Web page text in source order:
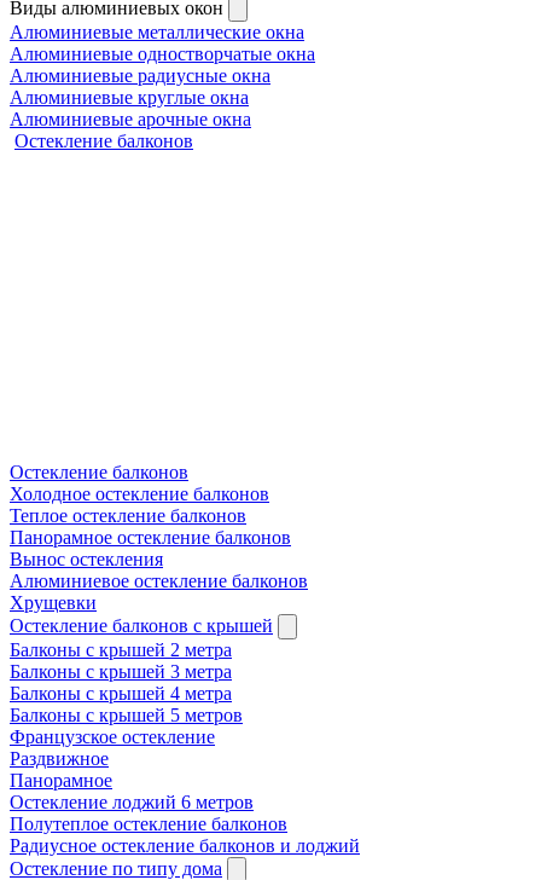
Виды алюминиевых окон
Алюминиевые металлические окна
Алюминиевые одностворчатые окна
Алюминиевые радиусные окна
Алюминиевые круглые окна
Алюминиевые арочные окна
Остекление балконов
Остекление балконов
Холодное остекление балконов
Теплое остекление балконов
Панорамное остекление балконов
Вынос остекления
Алюминиевое остекление балконов
Хрущевки
Остекление балконов с крышей
Балконы с крышей 2 метра
Балконы с крышей 3 метра
Балконы с крышей 4 метра
Балконы с крышей 5 метров
Французское остекление
Раздвижное
Панорамное
Остекление лоджий 6 метров
Полутеплое остекление балконов
Радиусное остекление балконов и лоджий
Остекление по типу дома